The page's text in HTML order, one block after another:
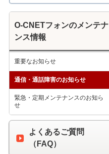
O-CNETフォンのメンテナ
ンス情報
重要なお知らせ
通信・通話障害のお知らせ
緊急・定期メンテナンスのお知ら
せ
よくあるご質問
（FAQ）